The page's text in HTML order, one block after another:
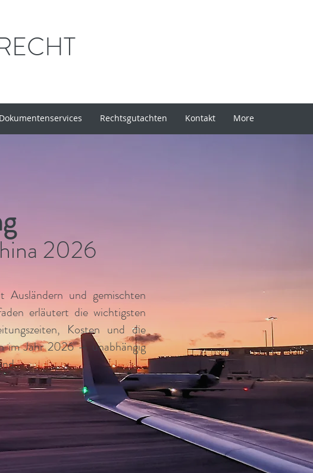
Dokumentenservices Rechtsgutachten Kontakt More
2026
Ausländern und gemischten
erläutert die wichtigsten
Kosten und die
im Jahr 2026 — unabhängig